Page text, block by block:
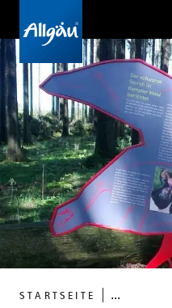
STARTSEITE ...